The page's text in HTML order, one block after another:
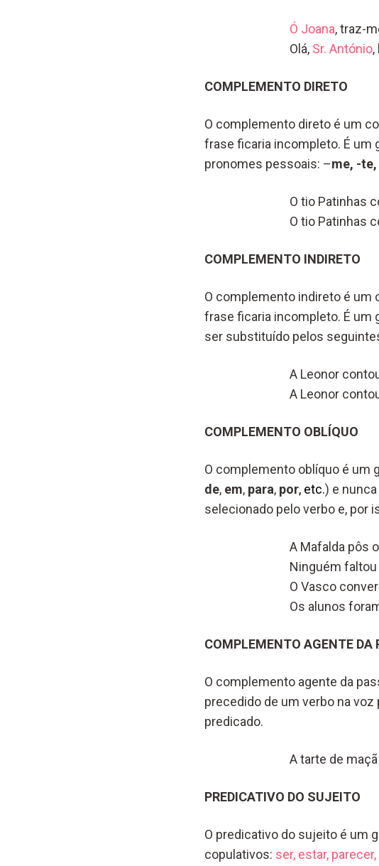
Ó Joana, traz-
Olá, Sr. António,
COMPLEMENTO DIRETO
O complemento direto é um
frase ficaria incompleto. É um
pronomes pessoais: –me, -
O tio Patinhas
O tio Patinhas
COMPLEMENTO INDIRETO
O complemento indireto é um
frase ficaria incompleto. É um
ser substituído pelos
A Leonor
A Leonor
COMPLEMENTO OBLÍQUO
O complemento oblíquo é um
de, em, para, por, etc.) e
selecionado pelo verbo e, por
A Mafalda pôs
Ninguém faltou
O Vasco
Os alunos
COMPLEMENTO AGENTE DA
O complemento agente da
precedido de um verbo na
predicado.
A tarte de
PREDICATIVO DO SUJEITO
O predicativo do sujeito é um
copulativos: ser, estar,